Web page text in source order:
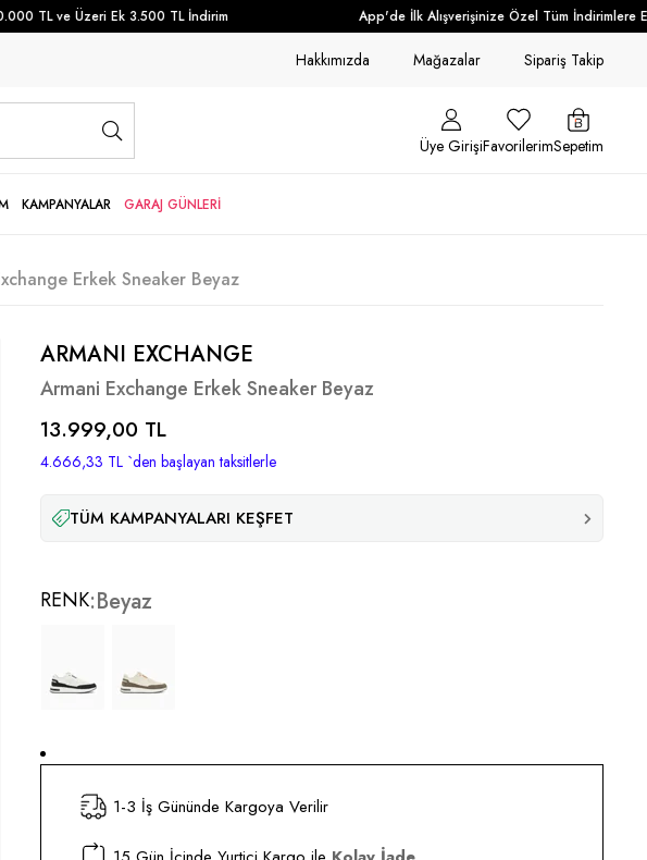
ve Üzeri Ek 3.500 TL İndirim App'de İlk Alışverişinize Özel Tüm İndirimlere Ek +
Hakkımızda Mağazalar Sipariş Takip
Üye GirişiFavorilerimSepetim
KAMPANYALAR GARAJ GÜNLERİ
Erkek Sneaker Beyaz
ARMANI EXCHANGE
Armani Exchange Erkek Sneaker Beyaz
13.999,00 TL
4.666,33 TL `den başlayan taksitlerle
TÜM KAMPANYALARI KEŞFET
RENK Beyaz
1-3 İş Gününde Kargoya Verilir